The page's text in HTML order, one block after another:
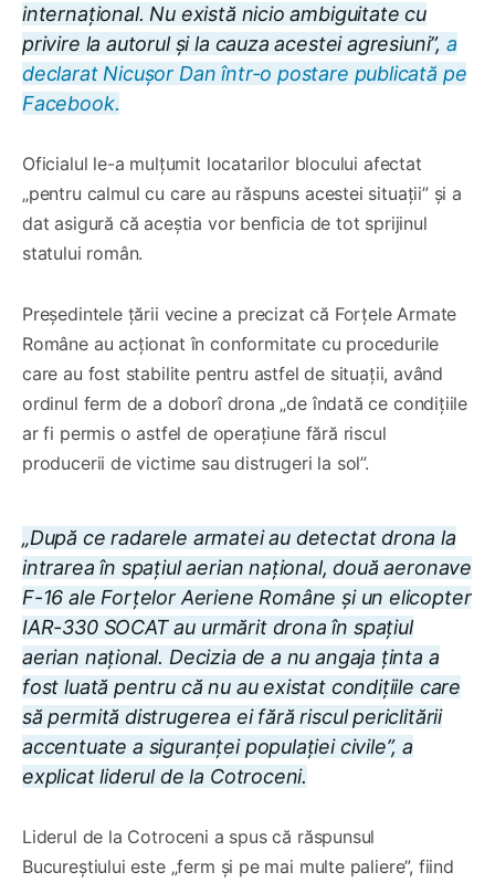
internațional. Nu există nicio ambiguitate cu
privire la autorul și la cauza acestei agresiuni”, a
declarat Nicușor Dan într-o postare publicată pe
Facebook.
Oficialul le-a mulțumit locatarilor blocului afectat
„pentru calmul cu care au răspuns acestei situații” și a
dat asigură că aceștia vor benficia de tot sprijinul
statului român.
Președintele țării vecine a precizat că Forțele Armate
Române au acționat în conformitate cu procedurile
care au fost stabilite pentru astfel de situații, având
ordinul ferm de a doborî drona „de îndată ce condițiile
ar fi permis o astfel de operațiune fără riscul
producerii de victime sau distrugeri la sol”.
„După ce radarele armatei au detectat drona la
intrarea în spațiul aerian național, două aeronave
F-16 ale Forțelor Aeriene Române și un elicopter
IAR-330 SOCAT au urmărit drona în spațiul
aerian național. Decizia de a nu angaja ținta a
fost luată pentru că nu au existat condițiile care
să permită distrugerea ei fără riscul periclitării
accentuate a siguranței populației civile”, a
explicat liderul de la Cotroceni.
Liderul de la Cotroceni a spus că răspunsul
Bucureștiului este „ferm și pe mai multe paliere”, fiind